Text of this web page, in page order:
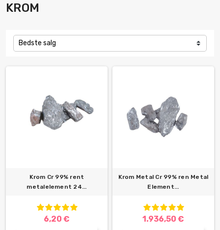
KROM
Bedste salg
Krom Cr 99% rent
metalelement 24...
6,20 €
Krom Metal Cr 99% ren Metal
Element...
1.936,50 €